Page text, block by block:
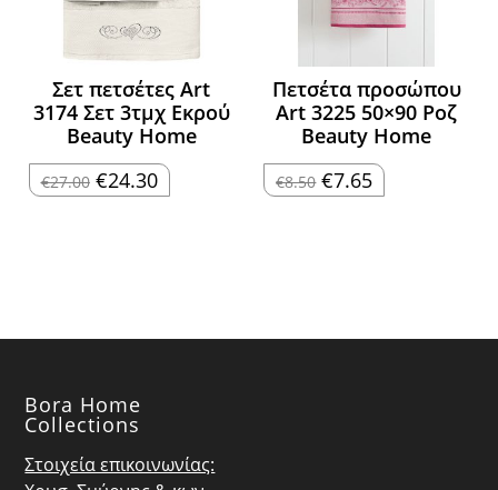
Σετ πετσέτες Art
3174 Σετ 3τμχ Εκρού
Beauty Home
€27.00 Original
price
€24.30Η
τρέχουσα
Πετσέτα προσώπου
Art 3225 50×90 Ροζ
Beauty Home
€8.50 Original
price
€7.65 Η
τρέχουσα
Bora Home
Collections
Στοιχεία επικοινωνίας: